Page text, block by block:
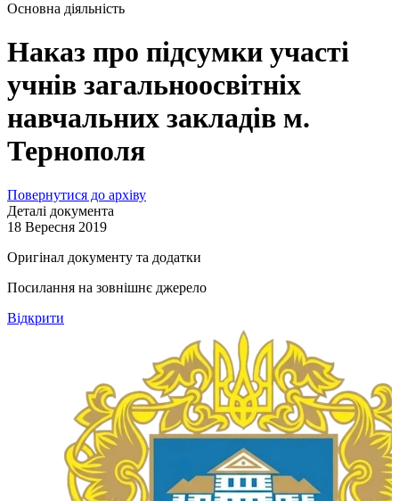
Основна діяльність
Наказ про підсумки участі
учнів загальноосвітніх
навчальних закладів м.
Тернополя
Повернутися до архіву
Деталі документа
18 Вересня 2019
Оригінал документу та додатки
Посилання на зовнішнє джерело
Відкрити